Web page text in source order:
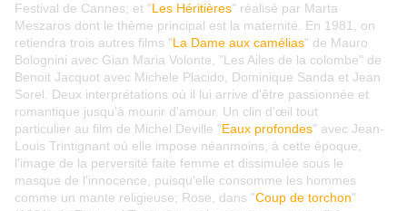
Festival de Cannes; et "Les Héritières" réalisé par Marta
Meszaros dont le thème principal est la maternité. En 1981, on
retiendra trois autres films "La Dame aux camélias" de Mauro
Bolognini avec Gian Maria Volonte, "Les Ailes de la colombe" de
Benoit Jacquot avec Michele Placido, Dominique Sanda et Jean
Sorel. Deux interprétations où il lui arrive d'être passionnée et
romantique jusqu'à mourir d'amour. Un clin d'œil tout
particulier au film de Michel Deville "Eaux profondes" avec Jean-
Louis Trintignant où elle impose néanmoins, à cette époque,
l'image de la perversité faite femme et dissimulée sous le
masque de l'innocence, puisqu'elle consomme les hommes
comme un mante religieuse; Rose, dans "Coup de torchon"